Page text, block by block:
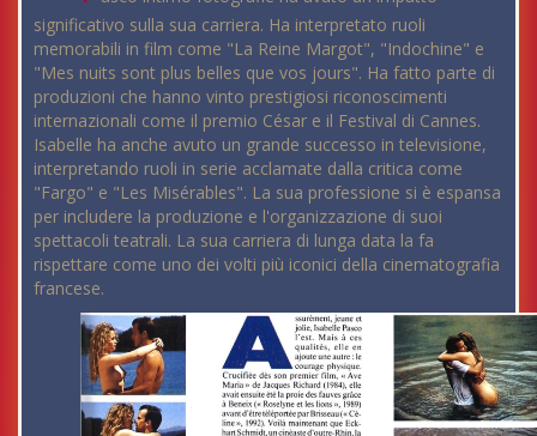
significativo sulla sua carriera. Ha interpretato ruoli
memorabili in film come "La Reine Margot", "Indochine" e
"Mes nuits sont plus belles que vos jours". Ha fatto parte di
produzioni che hanno vinto prestigiosi riconoscimenti
internazionali come il premio César e il Festival di Cannes.
Isabelle ha anche avuto un grande successo in televisione,
interpretando ruoli in serie acclamate dalla critica come
"Fargo" e "Les Misérables". La sua professione si è espansa
per includere la produzione e l'organizzazione di suoi
spettacoli teatrali. La sua carriera di lunga data la fa
rispettare come uno dei volti più iconici della cinematografia
francese.